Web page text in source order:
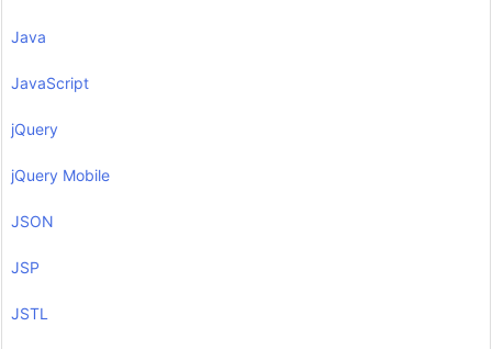
Java
JavaScript
jQuery
jQuery Mobile
JSON
JSP
JSTL